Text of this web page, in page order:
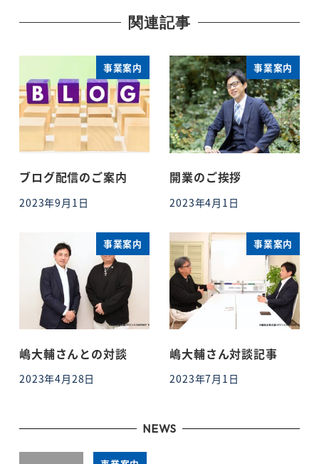
関連記事
事業案内
ブログ配信のご案内
投稿日
2023年9月1日
事業案内
開業のご挨拶
投稿日
2023年4月1日
事業案内
嶋大輔さんとの対談
投稿日
2023年4月28日
事業案内
嶋大輔さん対談記事
投稿日
2023年7月1日
NEWS